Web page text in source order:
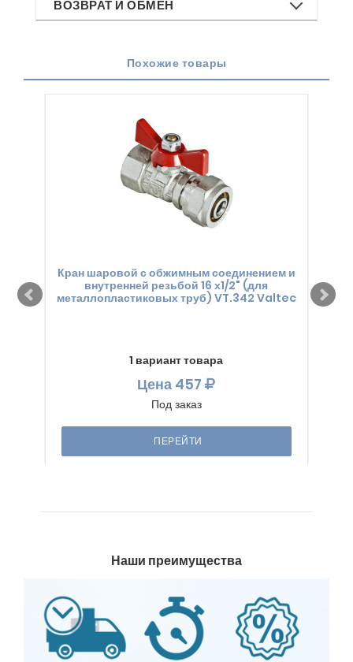
ВОЗВРАТ И ОБМЕН
Похожие товары
Кран шаровой с обжимным соединением и
внутренней резьбой 16 х1/2" (для
металлопластиковых труб) VT.342 Valtec
1 вариант товара
Цена 457
Под заказ
ПЕРЕЙТИ
Наши преимущества